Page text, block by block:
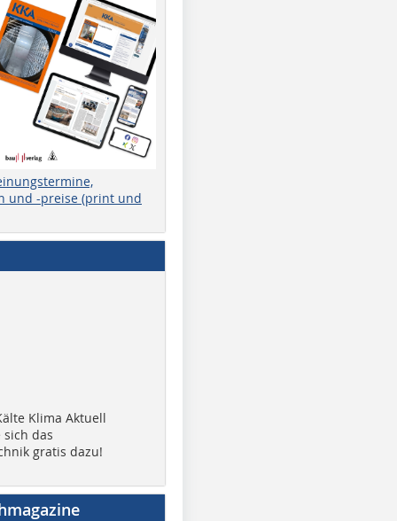
und -preise (print und
Klima Aktuell
sich das
gratis dazu!